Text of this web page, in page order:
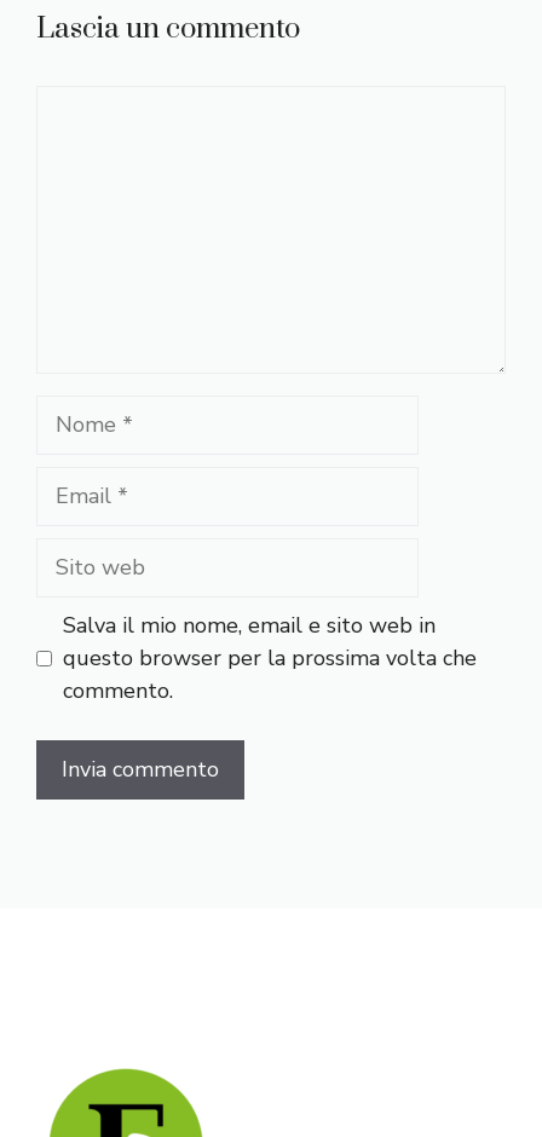
Lascia un commento
Nome
Email
Sito
Salva il mio nome, email e sito web in
questo browser per la prossima volta che
commento.